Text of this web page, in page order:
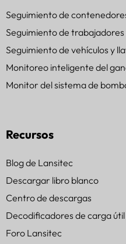
Seguimiento de
Seguimiento de
Seguimiento de vehículos y
Monitoreo inteligente del
Monitor del sistema de
Recursos
Blog de Lansitec
Descargar libro blanco
Centro de descargas
Decodificadores de carga útil
Foro Lansitec